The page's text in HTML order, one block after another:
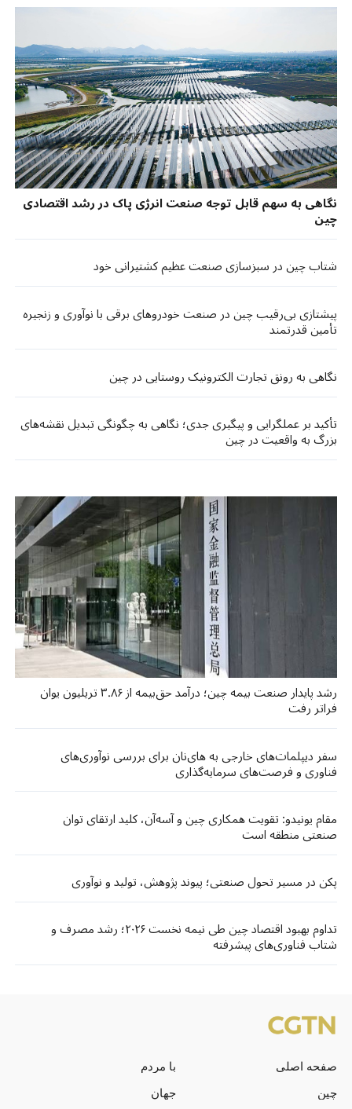
نگاهی به سهم قابل توجه صنعت انرژی پاک در رشد اقتصادی
چین
شتاب چین در سبزسازی صنعت عظیم کشتیرانی خود
پیشتازی بی‌رقیب چین در صنعت خودروهای برقی با نوآوری و زنجیره
تأمین قدرتمند
نگاهی به رونق تجارت الکترونیک روستایی در چین
تأکید بر عملگرایی و پیگیری جدی؛ نگاهی به چگونگی تبدیل نقشه‌های
بزرگ به واقعیت در چین
رشد پایدار صنعت بیمه چین؛ درآمد حق‌بیمه از ۳.۸۶ تریلیون یوان
فراتر رفت
سفر دیپلمات‌های خارجی به های‌نان برای بررسی نوآوری‌های
فناوری و فرصت‌های سرمایه‌گذاری
مقام یونیدو: تقویت همکاری چین و آسه‌آن، کلید ارتقای توان
صنعتی منطقه است
پکن در مسیر تحول صنعتی؛ پیوند پژوهش، تولید و نوآوری
تداوم بهبود اقتصاد چین طی نیمه نخست ۲۰۲۶؛ رشد مصرف و
شتاب فناوری‌های پیشرفته
صفحه اصلی
با مردم
چین
جهان